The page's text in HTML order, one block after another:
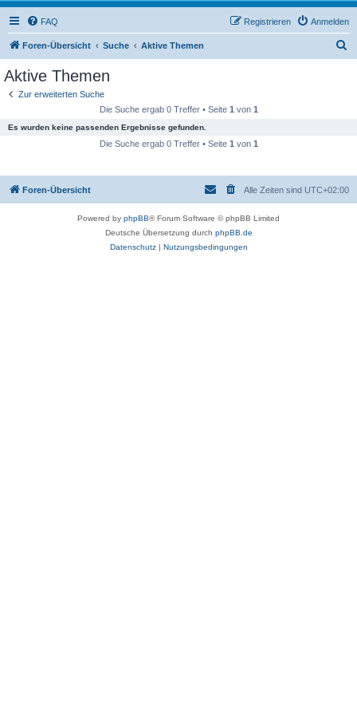
FAQ Anmelden
Registrieren
Foren-Übersicht Suche Aktive Themen
Aktive Themen
Zur erweiterten Suche
Die Suche ergab 0 Treffer • Seite 1 von 1
Es wurden keine passenden Ergebnisse gefunden.
Die Suche ergab 0 Treffer • Seite 1 von 1
Foren-Übersicht Alle Zeiten sind UTC+02:00
Powered by phpBB® Forum Software © phpBB Limited
Deutsche Übersetzung durch phpBB.de
Datenschutz| Nutzungsbedingungen